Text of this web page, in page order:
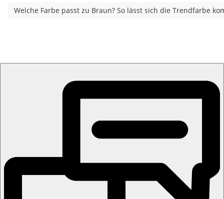
Welche Farbe passt zu Braun? So lässt sich die Trendfarbe